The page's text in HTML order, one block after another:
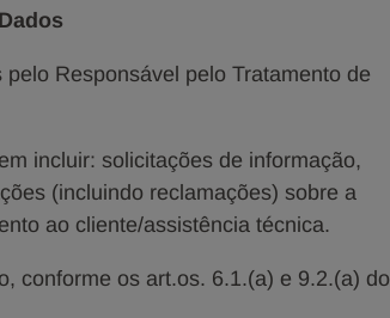
Responsável pelo Tratamento de
incluir: solicitações de informação,
(incluindo reclamações) sobre a
ao cliente/assistência técnica.
conforme os art.os. 6.1.(a) e 9.2.(a) do